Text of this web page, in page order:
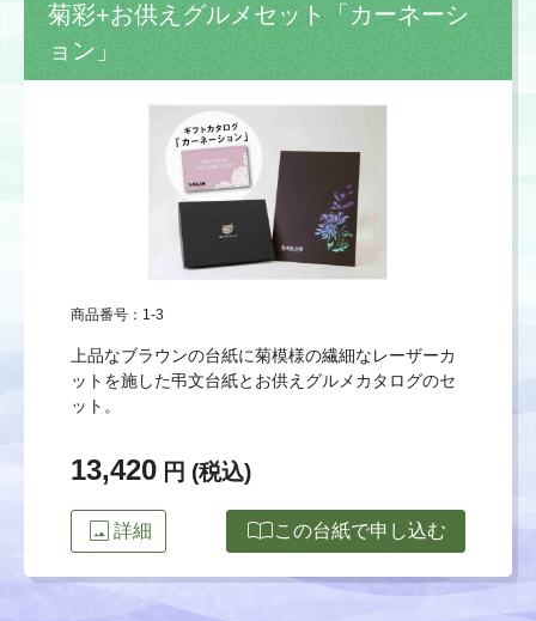
菊彩+お供えグルメセット「カーネーシ
ョン」
商品番号：1-3
上品なブラウンの台紙に菊模様の繊細なレーザーカ
ットを施した弔文台紙とお供えグルメカタログのセ
ット。
13,420 円 (税込)
image 詳細 import_contactsこの台紙で申し込む